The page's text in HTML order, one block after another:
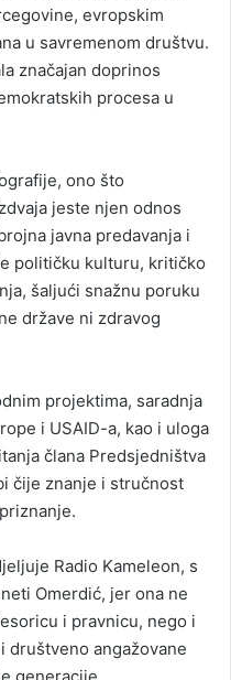
evropskim
u savremenom društvu.
značajan doprinos
procesa u
ono što
jeste njen odnos
javna predavanja i
političku kulturu, kritičko
šaljući snažnu poruku
države ni zdravog
projektima, saradnja
i USAID-a, kao i uloga
člana Predsjedništva
čije znanje i stručnost
Radio Kameleon, s
Omerdić, jer ona ne
i pravnicu, nego i
društveno angažovane